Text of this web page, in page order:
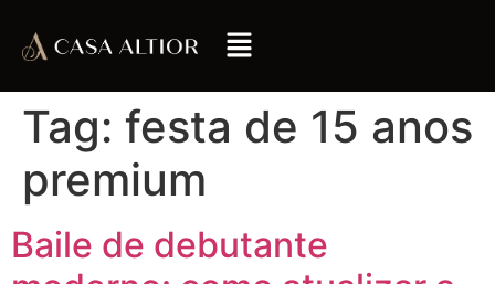
Tag: festa de 15 anos
premium
Baile de debutante